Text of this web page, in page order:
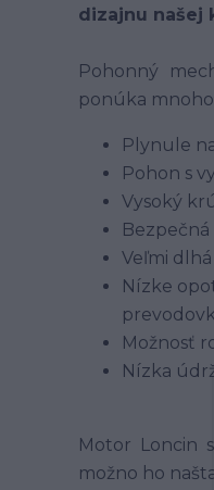
dizajnu našej
Pohonný
ponúka
Plynule
Pohon s
Vysoký
Veľmi
Nízke
Možnosť
Nízka
Motor Loncin
možno ho